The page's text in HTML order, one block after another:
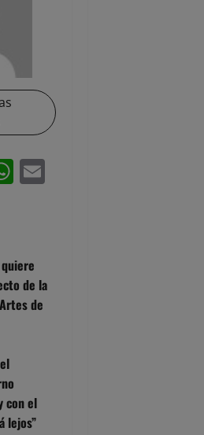
WhatsApp
de la
de
con el
lejos”